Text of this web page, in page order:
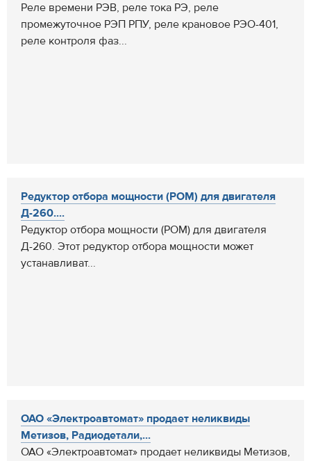
Реле времени РЭВ, реле тока РЭ, реле
промежуточное РЭП РПУ, реле крановое РЭО-401,
реле контроля фаз...
Редуктор отбора мощности (РОМ) для двигателя
Д-260....
Редуктор отбора мощности (РОМ) для двигателя
Д-260. Этот редуктор отбора мощности может
устанавливат...
ОАО «Электроавтомат» продает неликвиды
Метизов, Радиодетали,...
ОАО «Электроавтомат» продает неликвиды Метизов,